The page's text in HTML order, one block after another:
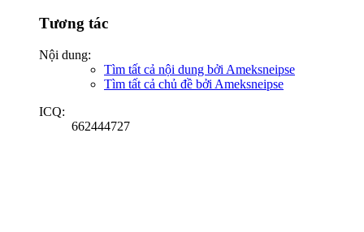
Tương tác
Nội dung:
Tìm tất cả nội dung bởi Ameksneipse
Tìm tất cả chủ đề bởi Ameksneipse
ICQ:
662444727